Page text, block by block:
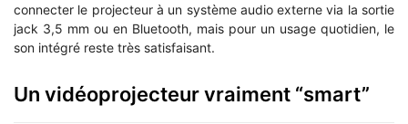
connecter le projecteur à un système audio externe via la sortie
jack 3,5 mm ou en Bluetooth, mais pour un usage quotidien, le
son intégré reste très satisfaisant.
Un vidéoprojecteur vraiment “smart”